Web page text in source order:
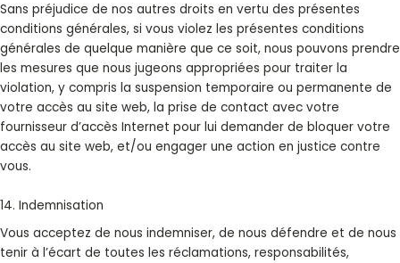
Sans préjudice de nos autres droits en vertu des présentes
conditions générales, si vous violez les présentes conditions
générales de quelque manière que ce soit, nous pouvons prendre
les mesures que nous jugeons appropriées pour traiter la
violation, y compris la suspension temporaire ou permanente de
votre accès au site web, la prise de contact avec votre
fournisseur d’accès Internet pour lui demander de bloquer votre
accès au site web, et/ou engager une action en justice contre
vous.
14. Indemnisation
Vous acceptez de nous indemniser, de nous défendre et de nous
tenir à l’écart de toutes les réclamations, responsabilités,